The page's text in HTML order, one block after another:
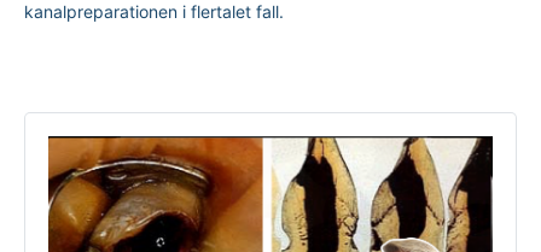
kanalpreparationen i flertalet fall.